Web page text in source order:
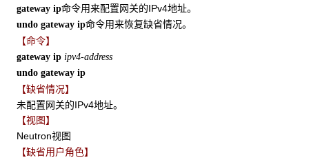
gateway ip命令用来配置网关的IPv4地址。
undo gateway ip命令用来恢复缺省情况。
【命令】
gateway ip ipv4-address
undo gateway ip
【缺省情况】
未配置网关的IPv4地址。
【视图】
Neutron视图
【缺省用户角色】